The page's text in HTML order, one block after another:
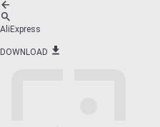
AliExpress
DOWNLOAD